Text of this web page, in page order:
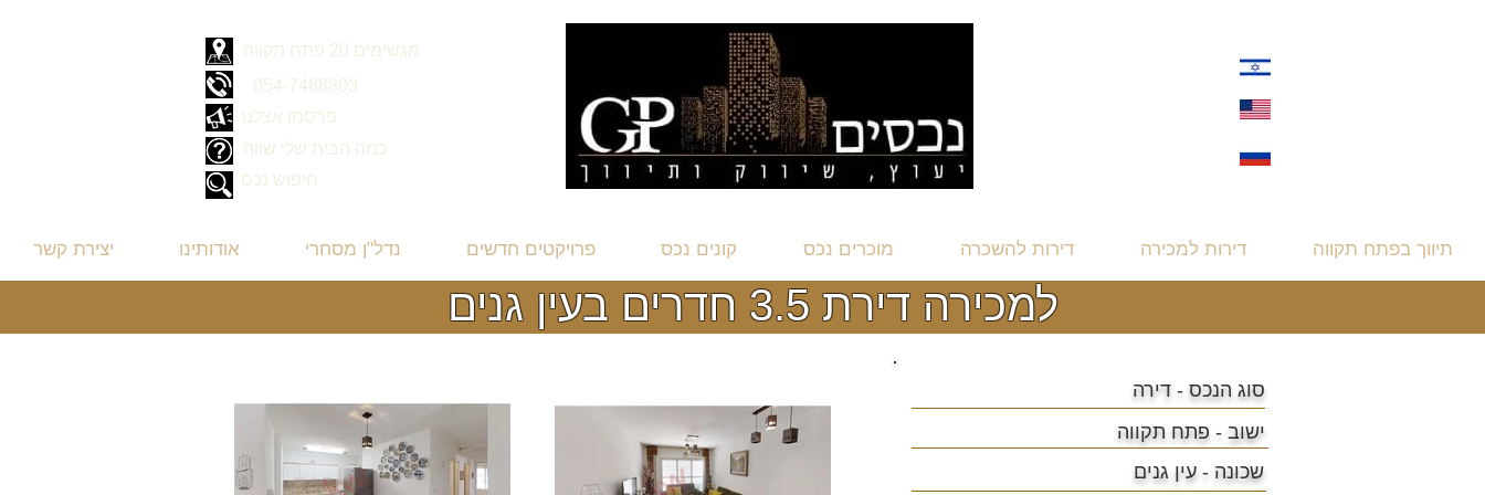
מגשימים 20 פתח תקווה
054-7488803
פרסמו אצלנו
כמה הבית שלי שווה
חיפוש נכס
תיווך בפתח תקווה דירות למכירה דירות להשכרה מוכרים נכס קונים נכס פרויקטים חדשים נדל"ן מסחרי אודותינו יצירת קשר
למכירה דירת 3.5 חדרים בעין גנים
סוג הנכס - דירה
ישוב - פתח תקווה
שכונה - עין גנים